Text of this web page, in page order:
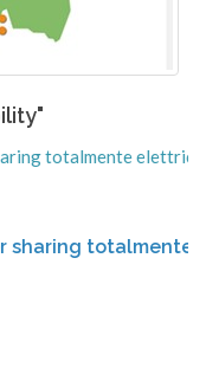
sharing totalmente